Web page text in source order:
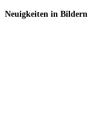
Neuigkeiten in Bildern